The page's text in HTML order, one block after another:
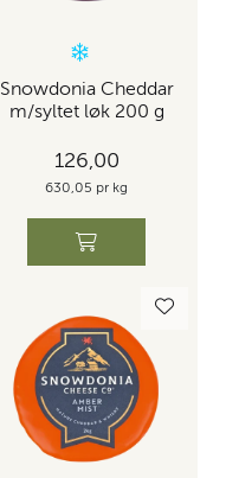
Snowdonia Cheddar
m/syltet løk 200 g
126,00
630,05 pr kg